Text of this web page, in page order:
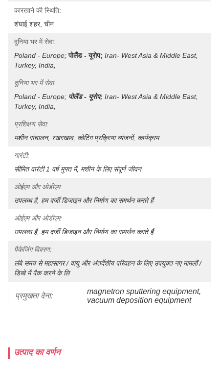
कारखाने की स्थिति:
शंघाई शहर, चीन
दुनिया भर में सेवा:
Poland - Europe; पोलैंड - यूरोप; Iran- West Asia & Middle East,
Turkey, India,
दुनिया भर में सेवा:
Poland - Europe; पोलैंड - यूरोप; Iran- West Asia & Middle East,
Turkey, India,
प्रशिक्षण सेवा:
मशीन संचालन, रखरखाव, कोटिंग प्रक्रिया व्यंजनों, कार्यक्रम
गारंटी:
सीमित वारंटी 1 वर्ष मुफ्त में, मशीन के लिए संपूर्ण जीवन
ओईएम और ओडीएम:
उपलब्ध है, हम दर्जी डिजाइन और निर्माण का समर्थन करते हैं
ओईएम और ओडीएम:
उपलब्ध है, हम दर्जी डिजाइन और निर्माण का समर्थन करते हैं
पैकेजिंग विवरण:
लंबे समय से महासागर / वायु और अंतर्देशीय परिवहन के लिए उपयुक्त नए मामलों /
डिब्बे में पैक करने के लि
प्रमुखता देना:
magnetron sputtering equipment
vacuum deposition equipment
उत्पाद का वर्णन